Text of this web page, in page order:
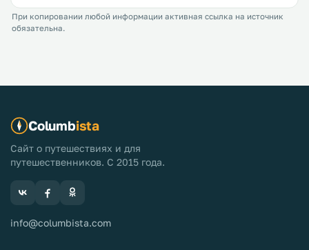
При копировании любой информации активная ссылка на источник
обязательна.
Columbista
Сайт о путешествиях и для
путешественников. С 2015 года.
info@columbista.com